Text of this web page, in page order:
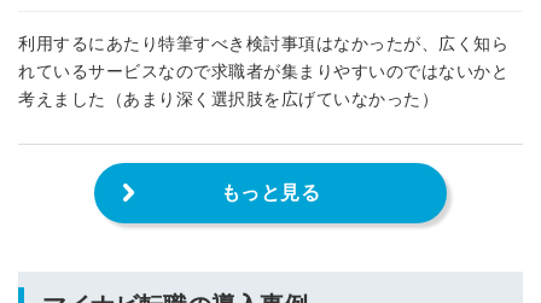
利用するにあたり特筆すべき検討事項はなかったが、広く知ら
れているサービスなので求職者が集まりやすいのではないかと
考えました（あまり深く選択肢を広げていなかった）
もっと見る